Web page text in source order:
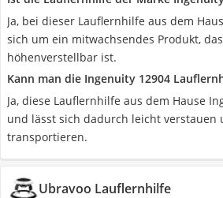
Ja, bei dieser Lauflernhilfe aus dem
sich um ein mitwachsendes Produkt,
höhenverstellbar ist.
Kann man die Ingenuity 12904
Ja, diese Lauflernhilfe aus dem Hause
und lässt sich dadurch leicht verstauen
transportieren.
Ubravoo Lauflernhilfe